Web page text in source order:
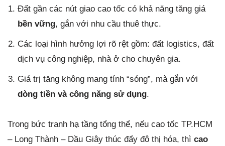
Đất gần các nút giao cao tốc có khả năng tăng giá
bền vững, gắn với nhu cầu thuê thực.
Các loại hình hưởng lợi rõ rệt gồm: đất logistics, đất
dịch vụ công nghiệp, nhà ở cho chuyên gia.
Giá trị tăng không mang tính “sóng”, mà gắn với
dòng tiền và công năng sử dụng.
Trong bức tranh hạ tầng tổng thể, nếu cao tốc TP.HCM
– Long Thành – Dầu Giây thúc đẩy đô thị hóa, thì cao